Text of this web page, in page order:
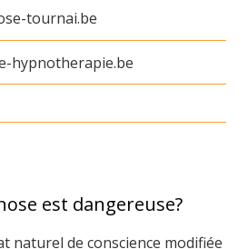
tournai.be
hypnotherapie.be
est dangereuse?
naturel de conscience modifiée